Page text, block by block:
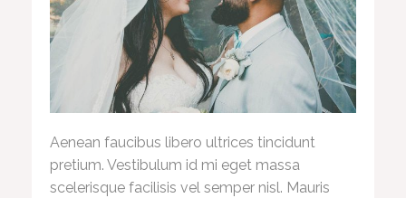
Aenean faucibus libero ultrices tincidunt
pretium. Vestibulum id mi eget massa
scelerisque facilisis vel semper nisl. Mauris